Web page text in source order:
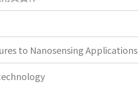
to Nanosensing Applications